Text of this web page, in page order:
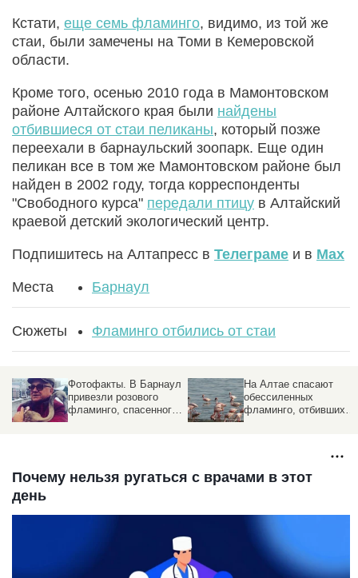
Кстати, еще семь фламинго, видимо, из той же
стаи, были замечены на Томи в Кемеровской
области.
Кроме того, осенью 2010 года в Мамонтовском
районе Алтайского края были найдены
отбившиеся от стаи пеликаны, который позже
переехали в барнаульский зоопарк. Еще один
пеликан все в том же Мамонтовском районе был
найден в 2002 году, тогда корреспонденты
"Свободного курса" передали птицу в Алтайский
краевой детский экологический центр.
Подпишитесь на Алтапресс в Телеграме и в Max
Места Барнаул
Сюжеты Фламинго отбились от стаи
Фотофакты. В Барнаул
привезли розового
фламинго, спасенного
На Алтае спасают
обессиленных
фламинго, отбившихся
Почему нельзя ругаться с врачами в этот
день